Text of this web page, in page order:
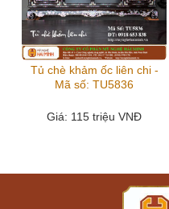
Tủ chè khảm ốc liên chi -
Mã số: TU5836
Giá: 115 triệu VNĐ